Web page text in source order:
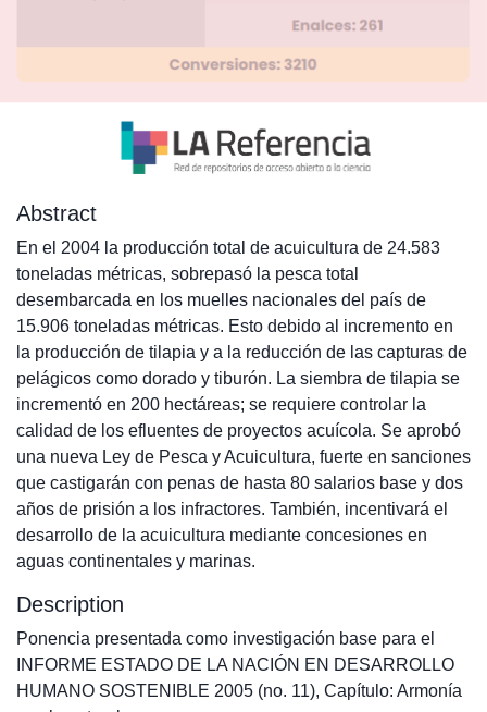
Abstract
En el 2004 la producción total de acuicultura de 24.583
toneladas métricas, sobrepasó la pesca total
desembarcada en los muelles nacionales del país de
15.906 toneladas métricas. Esto debido al incremento en
la producción de tilapia y a la reducción de las capturas de
pelágicos como dorado y tiburón. La siembra de tilapia se
incrementó en 200 hectáreas; se requiere controlar la
calidad de los efluentes de proyectos acuícola. Se aprobó
una nueva Ley de Pesca y Acuicultura, fuerte en sanciones
que castigarán con penas de hasta 80 salarios base y dos
años de prisión a los infractores. También, incentivará el
desarrollo de la acuicultura mediante concesiones en
aguas continentales y marinas.
Description
Ponencia presentada como investigación base para el
INFORME ESTADO DE LA NACIÓN EN DESARROLLO
HUMANO SOSTENIBLE 2005 (no. 11), Capítulo: Armonía